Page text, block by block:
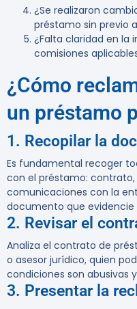
¿Se realizaron
préstamo sin previo
¿Falta claridad en la
comisiones
¿Cómo
un préstamo
1. Recopilar la
Es fundamental recoger
con el préstamo:
comunicaciones con la
documento que evidencie
2. Revisar el
Analiza el contrato de
o asesor jurídico, quien
condiciones son abusivas
3. Presentar la